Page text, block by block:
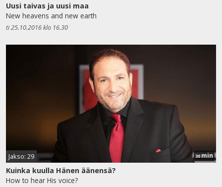
Uusi taivas ja uusi maa
New heavens and new earth
ti 25.10.2016 klo 16.30
Jakso: 29 30min
Kuinka kuulla Hänen äänensä?
How to hear His voice?